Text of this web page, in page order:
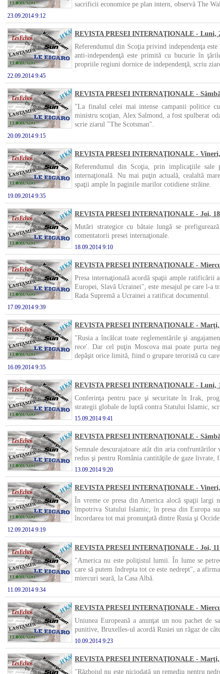
sacrificii economice pe plan intern, observă The
23.09.2014 9:12
REVISTA PRESEI INTERNAŢIONALE - Luni,
Referendumul din Scoţia privind independenţa
anti-independenţă este primită cu bucurie în
propriile regiuni dornice de independenţă, scriu
22.09.2014 9:45
REVISTA PRESEI INTERNAŢIONALE -
"La finalul celei mai intense campanii politice
ministru scoţian, Alex Salmond, a fost spulberat
scrie ziarul "The Scotsman".
20.09.2014 9:15
REVISTA PRESEI INTERNAŢIONALE - Vineri,
Referendumul din Scoţia, prin implicaţiile
internaţională. Nu mai puţin actuală, cealaltă
spaţii ample în paginile marilor cotidiene străine.
19.09.2014 9:35
REVISTA PRESEI INTERNAŢIONALE - Joi, 18
Mutări strategice cu bătaie lungă se
comentatorii presei internaţionale.
18.09.2014 9:10
REVISTA PRESEI INTERNAŢIONALE -
Presa internaţională acordă spaţii ample ratificării
Europei, Slavă Ucrainei", este mesajul pe care l-a
Rada Supremă a Ucrainei a ratificat documentul.
17.09.2014 9:39
REVISTA PRESEI INTERNAŢIONALE - Marţi,
"Rusia a încălcat toate reglementările şi
rece'. Dar cel puţin Moscova mai poate purta
depăşit orice limită, fiind o grupare teroristă cu
16.09.2014 9:35
REVISTA PRESEI INTERNAŢIONALE - Luni,
Conferinţa pentru pace şi securitate în Irak,
strategii globale de luptă contra Statului Islamic,
15.09.2014 9:41
REVISTA PRESEI INTERNAŢIONALE -
Semnale descurajatoare atât din aria
redus şi pentru România cantităţile de gaze
13.09.2014 9:20
REVISTA PRESEI INTERNAŢIONALE - Vineri,
În vreme ce presa din America alocă spaţii largi
împotriva Statului Islamic, în presa din Europa
încordarea tot mai pronunţată dintre Rusia şi
12.09.2014 9:19
REVISTA PRESEI INTERNAŢIONALE - Joi, 11
"America nu este poliţistul lumii. În lume se
care să putem îndrepta tot ce este nedrept", a
miercuri seară, la Casa Albă.
11.09.2014 9:34
REVISTA PRESEI INTERNAŢIONALE -
Uniunea Europeană a anunţat un nou pachet de
punitive, Bruxelles-ul acordă Rusiei un răgaz de
10.09.2014 9:23
REVISTA PRESEI INTERNAŢIONALE - Marţi,
"Războiul nu este niciodată un remediu pentru